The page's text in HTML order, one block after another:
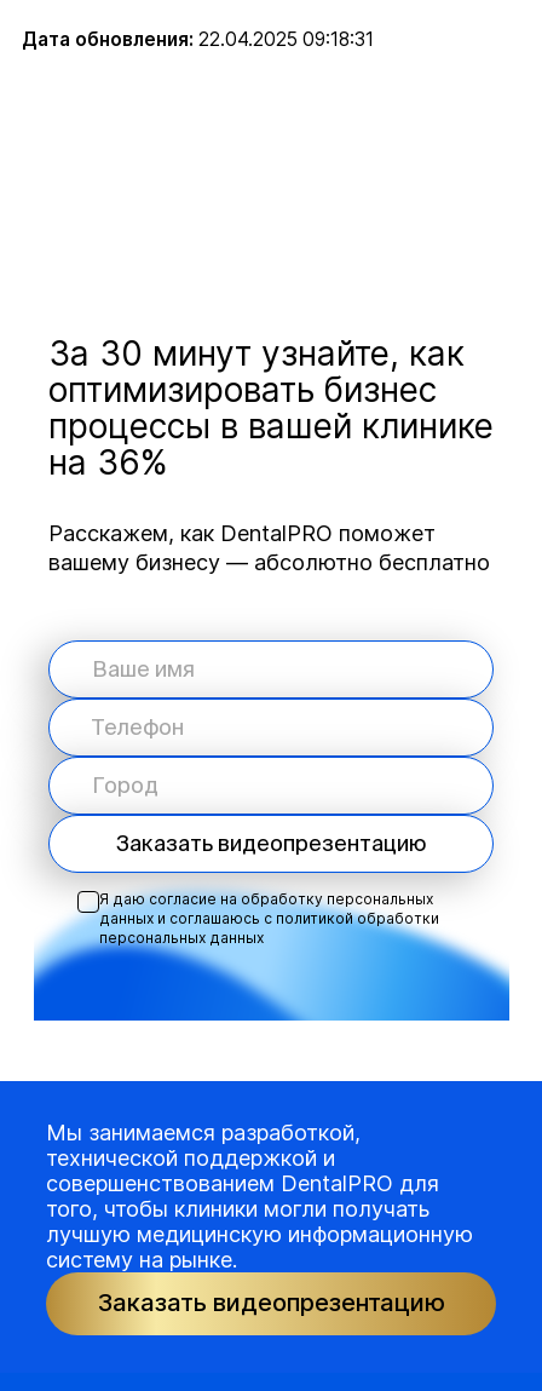
Дата обновления: 22.04.2025 09:18:31
За 30 минут узнайте, как
оптимизировать бизнес
процессы в вашей клинике
на 36%
Расскажем, как DentalPRO поможет
вашему бизнесу — абсолютно бесплатно
Заказать видеопрезентацию
Я даю согласие на обработку персональных
данных и соглашаюсь с политикой обработки
персональных данных
Мы занимаемся разработкой,
технической поддержкой и
совершенствованием DentalPRO для
того, чтобы клиники могли получать
лучшую медицинскую информационную
систему на рынке.
Заказать видеопрезентацию